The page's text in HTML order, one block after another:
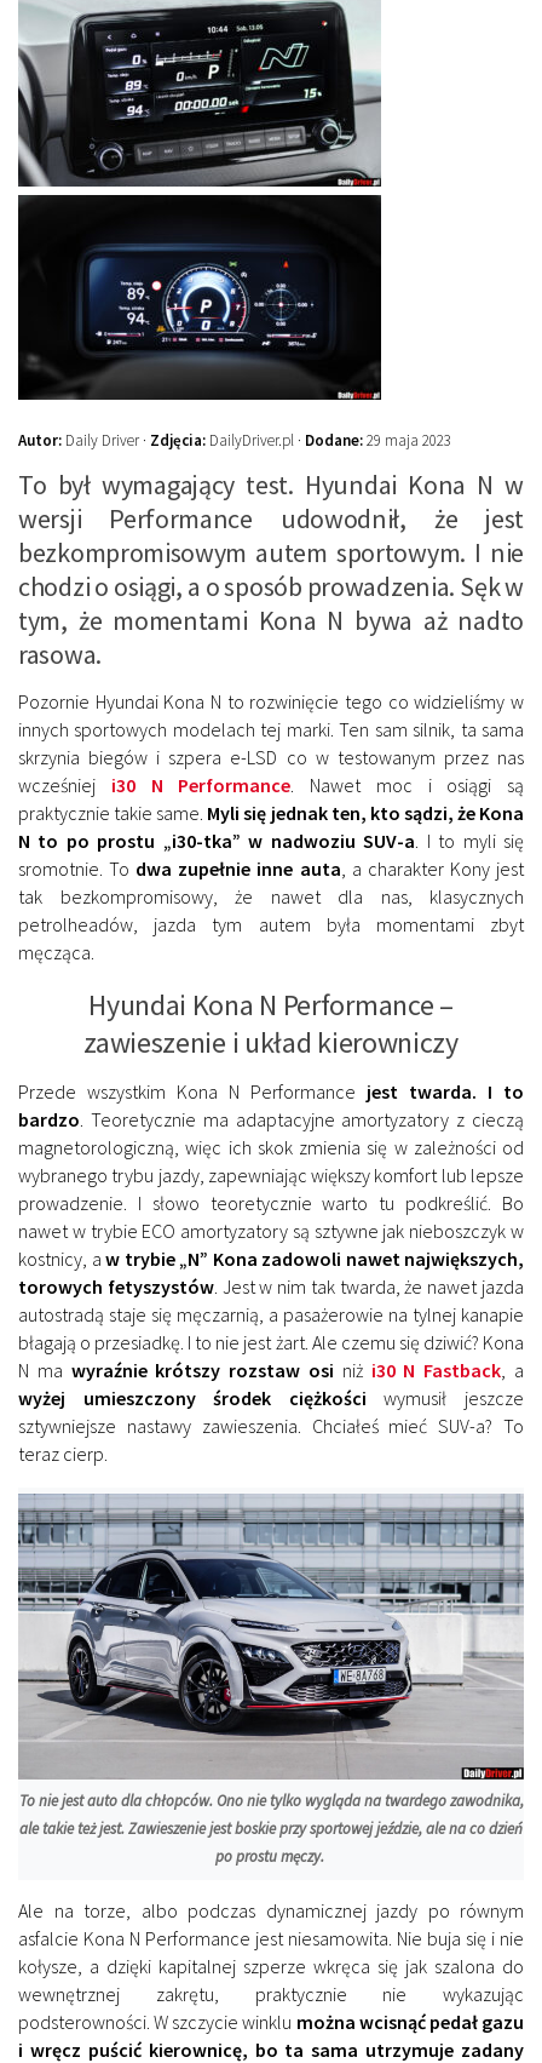
Autor: Daily Driver · Zdjęcia: DailyDriver.pl · Dodane:29 maja 2023
To był wymagający test. Hyundai Kona N w
wersji Performance udowodnił, że jest
bezkompromisowym autem sportowym. I nie
chodzi o osiągi, a o sposób prowadzenia. Sęk w
tym, że momentami Kona N bywa aż nadto
rasowa.
Pozornie Hyundai Kona N to rozwinięcie tego co widzieliśmy w
innych sportowych modelach tej marki. Ten sam silnik, ta sama
skrzynia biegów i szpera e-LSD co w testowanym przez nas
wcześniej i30 N Performance. Nawet moc i osiągi są
praktycznie takie same. Myli się jednak ten, kto sądzi, że Kona
N to po prostu „i30-tka” w nadwoziu SUV-a. I to myli się
sromotnie. To dwa zupełnie inne auta, a charakter Kony jest
tak bezkompromisowy, że nawet dla nas, klasycznych
petrolheadów, jazda tym autem była momentami zbyt
męcząca.
Hyundai Kona N Performance –
zawieszenie i układ kierowniczy
Przede wszystkim Kona N Performance jest twarda. I to
bardzo. Teoretycznie ma adaptacyjne amortyzatory z cieczą
magnetorologiczną, więc ich skok zmienia się w zależności od
wybranego trybu jazdy, zapewniając większy komfort lub lepsze
prowadzenie. I słowo teoretycznie warto tu podkreślić. Bo
nawet w trybie ECO amortyzatory są sztywne jak nieboszczyk w
kostnicy, a w trybie „N” Kona zadowoli nawet największych,
torowych fetyszystów. Jest w nim tak twarda, że nawet jazda
autostradą staje się męczarnią, a pasażerowie na tylnej kanapie
błagają o przesiadkę. I to nie jest żart. Ale czemu się dziwić? Kona
N ma wyraźnie krótszy rozstaw osi niż i30 N Fastback, a
wyżej umieszczony środek ciężkości wymusił jeszcze
sztywniejsze nastawy zawieszenia. Chciałeś mieć SUV-a? To
teraz cierp.
To nie jest auto dla chłopców. Ono nie tylko wygląda na twardego zawodnika,
ale takie też jest. Zawieszenie jest boskie przy sportowej jeździe, ale na co dzień
po prostu męczy.
Ale na torze, albo podczas dynamicznej jazdy po równym
asfalcie Kona N Performance jest niesamowita. Nie buja się i nie
kołysze, a dzięki kapitalnej szperze wkręca się jak szalona do
wewnętrznej zakrętu, praktycznie nie wykazując
podsterowności. W szczycie winklu można wcisnąć pedał gazu
i wręcz puścić kierownicę, bo ta sama utrzymuje zadany